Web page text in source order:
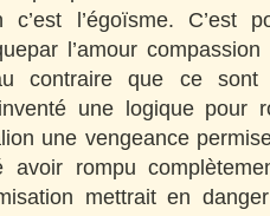
c’est l’égoïsme. C’est
l’amour
contraire que ce sont
une logique pour
une vengeance
avoir rompu
mettrait en